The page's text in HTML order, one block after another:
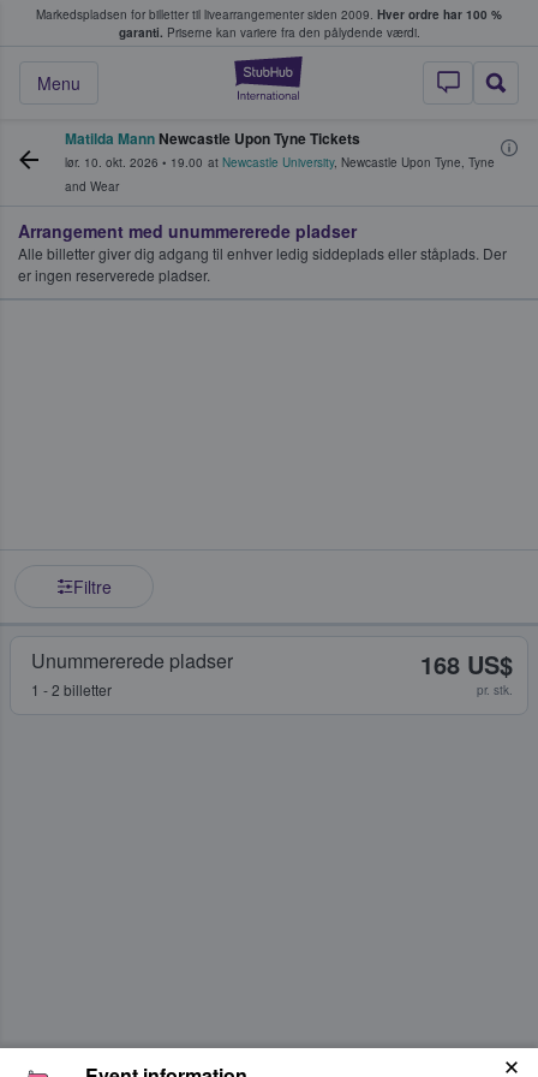
Markedspladsen for billetter til livearrangementer siden 2009. Hver ordre har 100 %
garanti. Priserne kan variere fra den pålydende værdi.
StubHub - Hvor
Menu
køber og sælger billetter
Matilda Mann Newcastle Upon Tyne Tickets
lør. 10. okt. 2026 • 19.00 at Newcastle University, Newcastle Upon Tyne, Tyne
and Wear
Arrangement med unummererede pladser
Alle billetter giver dig adgang til enhver ledig siddeplads eller ståplads. Der
er ingen reserverede pladser.
Filtre
Unummererede pladser
1 - 2 billetter
168 US$
pr. stk.